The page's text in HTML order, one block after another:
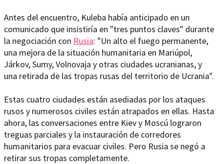
Antes del encuentro, Kuleba había anticipado en un
comunicado que insistiría en "tres puntos claves" durante
la negociación con Rusia: "Un alto el fuego permanente,
una mejora de la situación humanitaria en Mariúpol,
Járkov, Sumy, Volnovaja y otras ciudades ucranianas, y
una retirada de las tropas rusas del territorio de Ucrania".
Estas cuatro ciudades están asediadas por los ataques
rusos y numerosos civiles están atrapados en ellas. Hasta
ahora, las conversaciones entre Kiev y Moscú lograron
treguas parciales y la instauración de corredores
humanitarios para evacuar civiles. Pero Rusia se negó a
retirar sus tropas completamente.